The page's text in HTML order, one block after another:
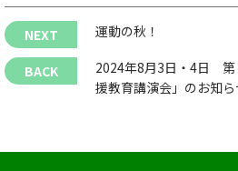
運動の秋！
2024年8月3日・4日 第
援教育講演会」のお知ら